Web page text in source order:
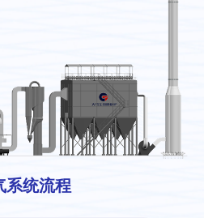
系统流程